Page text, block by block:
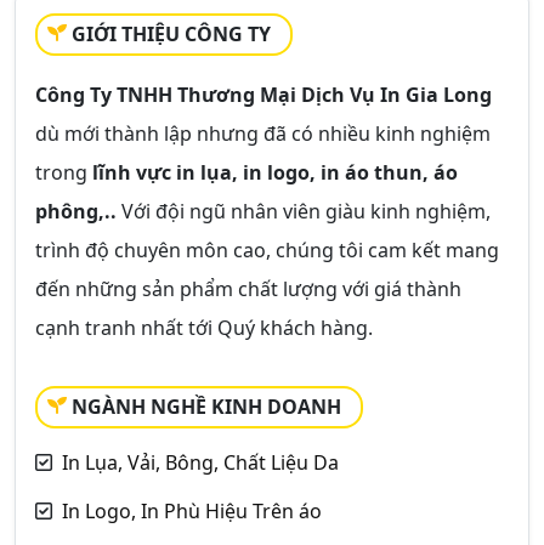
GIỚI THIỆU CÔNG TY
Công Ty TNHH Thương Mại Dịch Vụ In Gia Long
dù mới thành lập nhưng đã có nhiều kinh nghiệm
trong lĩnh vực in lụa, in logo, in áo thun, áo
phông,.. Với đội ngũ nhân viên giàu kinh nghiệm,
trình độ chuyên môn cao, chúng tôi cam kết mang
đến những sản phẩm chất lượng với giá thành
cạnh tranh nhất tới Quý khách hàng.
NGÀNH NGHỀ KINH DOANH
In Lụa, Vải, Bông, Chất Liệu Da
In Logo, In Phù Hiệu Trên áo